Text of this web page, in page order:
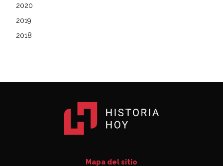
2020
2019
2018
Mapa del sitio